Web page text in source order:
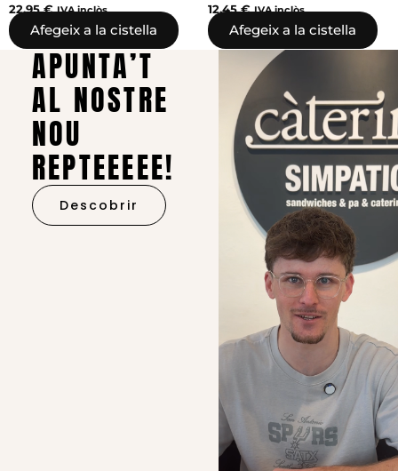
22,95€ IVA inclòs
Afegeix a la cistella
12,45€ IVA inclòs
Afegeix a la cistella
APUNTA’T
AL NOSTRE
NOU
REPTEEEEE!
Descobrir